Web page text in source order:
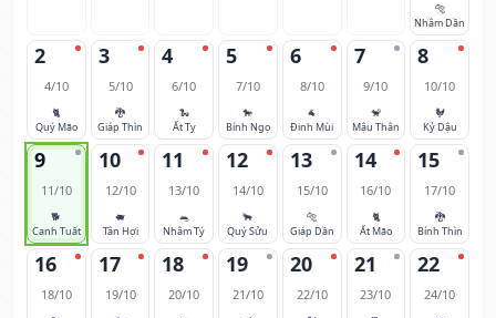
🐅
Nhâm Dần
2
4/10
🐈
Quý Mão
3
5/10
🐉
Giáp Thìn
4
6/10
🐍
Ất Tỵ
5
7/10
🐎
Bính Ngọ
6
8/10
🐐
Đinh Mùi
7
9/10
🐒
Mậu Thân
8
10/10
🐓
Kỷ Dậu
9
11/10
🐕
Canh Tuất
10
12/10
🐖
Tân Hợi
11
13/10
🐀
Nhâm Tý
12
14/10
🐂
Quý Sửu
13
15/10
🐅
Giáp Dần
14
16/10
🐈
Ất Mão
15
17/10
🐉
Bính Thìn
16
18/10
17
19/10
18
20/10
19
21/10
20
22/10
21
23/10
22
24/10